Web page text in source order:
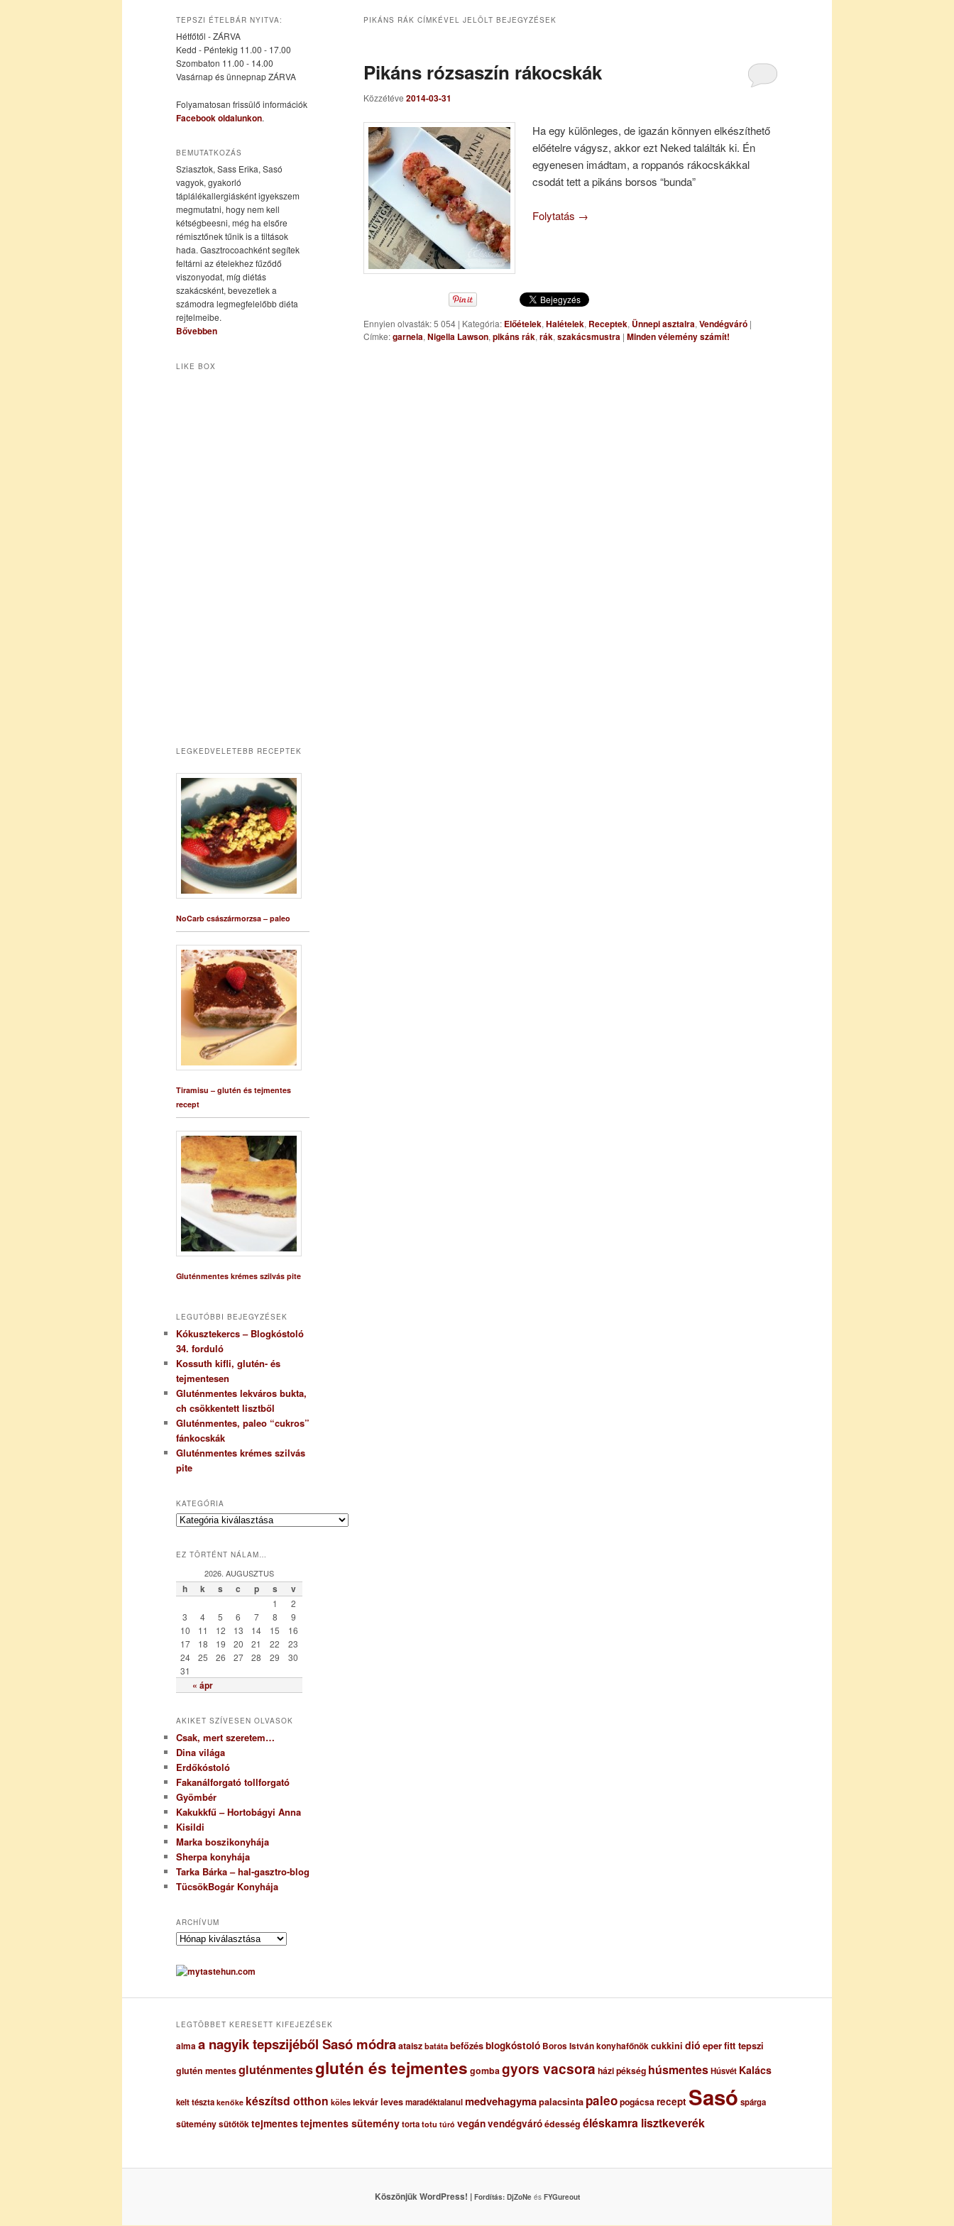
elsődleges
tartalomra
másodlagos
tartalomra
PIKÁNS RÁK CÍMKÉVEL JELÖLT BEJEGYZÉSEK
Pikáns rózsaszín rákocskák
Közzétéve 2014-03-31
Ha egy különleges, de igazán könnyen elkészíthető
előételre vágysz, akkor ezt Neked találták ki. Én
egyenesen imádtam, a roppanós rákocskákkal
csodát tett a pikáns borsos “bunda”
Folytatás →
Ennyien olvasták: 5 054 | Kategória: Előételek, Halételek, Receptek, Ünnepi asztalra, Vendégváró |
Címke:garnela, Nigella Lawson, pikáns rák, rák, szakácsmustra | Minden vélemény számít!
TEPSZI ÉTELBÁR NYITVA:
Hétfőtől - ZÁRVA
Kedd - Péntekig 11.00 - 17.00
Szombaton 11.00 - 14.00
Vasárnap és ünnepnap ZÁRVA
Folyamatosan frissülő információk
Facebook oldalunkon.
BEMUTATKOZÁS
Sziasztok, Sass Erika, Sasó
vagyok, gyakorló
táplálékallergiásként igyekszem
megmutatni, hogy nem kell
kétségbeesni, még ha elsőre
rémisztőnek tűnik is a tiltások
hada. Gasztrocoachként segítek
feltárni az ételekhez fűződő
viszonyodat, míg diétás
szakácsként, bevezetlek a
számodra legmegfelelőbb diéta
rejtelmeibe.
Bővebben
LIKE BOX
LEGKEDVELETEBB RECEPTEK
NoCarb császármorzsa – paleo
Tiramisu – glutén és tejmentes
recept
Gluténmentes krémes szilvás pite
LEGUTÓBBI BEJEGYZÉSEK
Kókusztekercs – Blogkóstoló
34. forduló
Kossuth kifli, glutén- és
tejmentesen
Gluténmentes lekváros bukta,
ch csökkentett lisztből
Gluténmentes, paleo “cukros”
fánkocskák
Gluténmentes krémes szilvás
pite
KATEGÓRIA
K
e
r
EZ TÖRTÉNT NÁLAM…
2026. AUGUSZTUS
h k s c p s v
« ápr
1
2
3
4 5 6 7 8
9
10
11 12 13 14 15
16
17
18 19 20 21 22
23
24
25 26 27 28 29
30
31
AKIKET SZÍVESEN OLVASOK
Csak, mert szeretem…
Dina világa
Erdőkóstoló
Fakanálforgató tollforgató
Gyömbér
Kakukkfű – Hortobágyi Anna
Kisildi
Marka boszikonyhája
Sherpa konyhája
Tarka Bárka – hal-gasztro-blog
TücsökBogár Konyhája
ARCHÍVUM
A
c
h
uLEGTÖBBET KERESETT KIFEJEZÉSEK
almaa nagyik tepszijéből Sasó módraataisz batáta befőzésblogkóstoló Boros István konyhafőnökcukkini dió eperfitt tepszi
glutén mentesgluténmentesglutén és tejmentes gombagyors vacsora házi pékség húsmentesHúsvét Kalács
kelt tészta kenőke készítsd otthon köles lekvárlevesmaradéktalanulmedvehagymapalacsinta paleopogácsarecept Sasó spárga
süteménysütőtöktejmentestejmentes süteménytorta totu túró vegánvendégváróédesség éléskamra lisztkeverék
Köszönjük WordPress! | Fordítás: DjZoNeés FYGureout